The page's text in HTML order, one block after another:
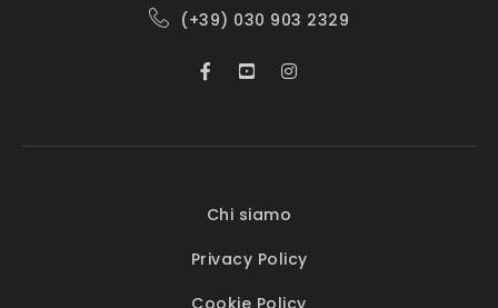
(+39) 030 903 2329
Chi siamo
Privacy Policy
Cookie Policy